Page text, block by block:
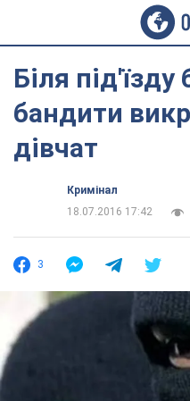
Біля
бандити
дівчат
Кримінал
18.07.2016 17:42
3